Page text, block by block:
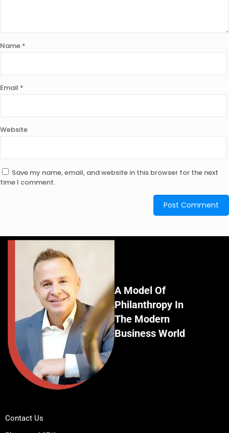
Name *
Email *
Website
Save my name, email, and website in this browser for the next
time I comment.
A Model Of
Philanthropy In
The Modern
Business World
Contact Us